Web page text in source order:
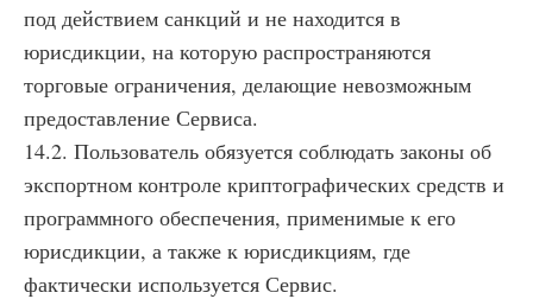
под действием санкций и не находится в
юрисдикции, на которую распространяются
торговые ограничения, делающие невозможным
предоставление Сервиса.
14.2. Пользователь обязуется соблюдать законы об
экспортном контроле криптографических средств и
программного обеспечения, применимые к его
юрисдикции, а также к юрисдикциям, где
фактически используется Сервис.